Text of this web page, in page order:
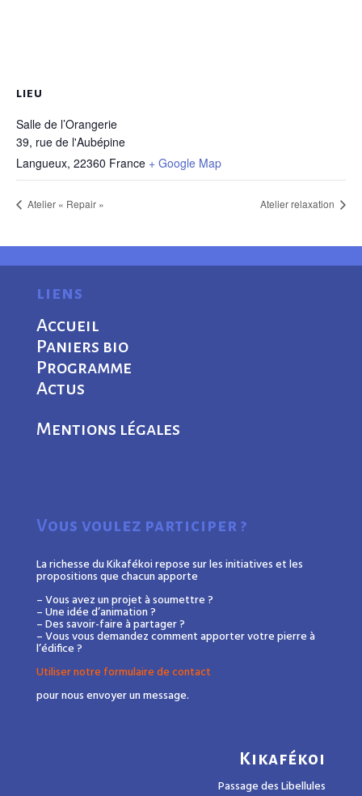
LIEU
Salle de l’Orangerie
39, rue de l'Aubépine
Langueux, 22360 France + Google Map
Atelier « Repair » Atelier relaxation
liens
Accueil
Paniers bio
Programme
Actus
Mentions légales
Vous voulez participer ?
La richesse du Kikafékoi repose sur les initiatives et les
propositions que chacun apporte
– Vous avez un projet à soumettre ?
– Une idée d’animation ?
– Des savoir-faire à partager ?
– Vous vous demandez comment apporter votre pierre à
l’édifice ?
Utiliser notre formulaire de contact
pour nous envoyer un message.
Kikafékoi
Passage des Libellules